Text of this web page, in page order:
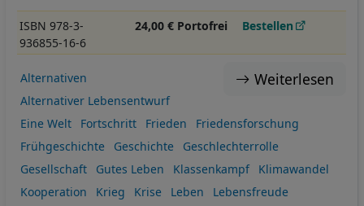
ISBN 978-3-
936855-16-6
24,00 € Portofrei Bestellen
Weiterlesen
Alternativen
Alternativer Lebensentwurf
Eine Welt
Fortschritt Frieden
Friedensforschung
Frühgeschichte
Geschichte
Geschlechterrolle
Gesellschaft
Gutes Leben Klassenkampf
Klimawandel
Kooperation
Krieg Krise Leben Lebensfreude